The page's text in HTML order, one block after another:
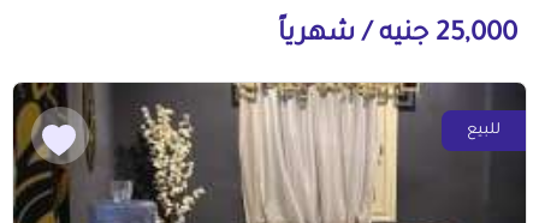
25,000 جنيه / شهرياً
للبيع